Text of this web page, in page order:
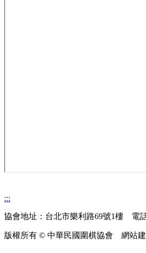
:::
協會地址：台北市樂利路69號1樓 電話
版權所有 © 中華民國圍棋協會 網站建